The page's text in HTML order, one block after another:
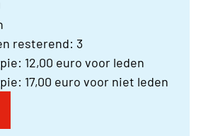
resterend: 3
12,00 euro voor leden
17,00 euro voor niet leden